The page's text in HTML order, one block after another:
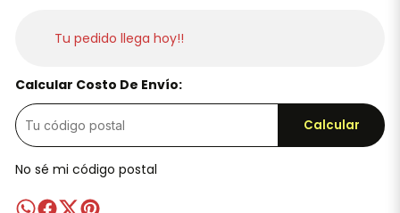
Tu pedido llega hoy!!
Calcular Costo De Envío:
Calcular
No sé mi código postal